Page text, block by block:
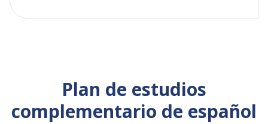
Plan de estudios
complementario de español